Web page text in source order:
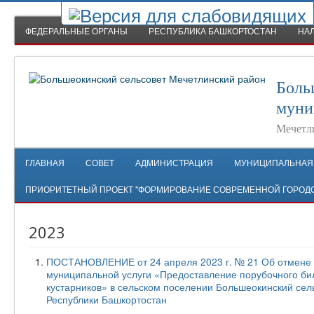
ФЕДЕРАЛЬНЫЕ ОРГАНЫ РЕСПУБЛИКА БАШКОРТОСТАН
ГЛАВНАЯ СОВЕТ АДМИНИСТРАЦИЯ
ПРИОРИТЕТНЫЙ ПРОЕКТ "ФОРМИРОВАНИЕ СОВРЕМЕННОЙ
2023
ПОСТАНОВЛЕНИЕ от 24 апреля 2023 г. № 21 Об отмене
муниципальной услуги «Предоставление порубочного
кустарников» в сельском поселении Большеокинский
Республики Башкортостан